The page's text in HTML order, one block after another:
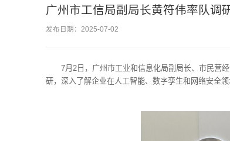
广州市工信局副局长黄符伟率队调
发布日期：2025-07-02
7月2日，广州市工业和信息化局副局长、市民营
研，深入了解企业在人工智能、数字孪生和网络安全